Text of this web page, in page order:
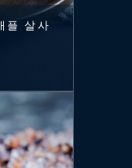
플 살사